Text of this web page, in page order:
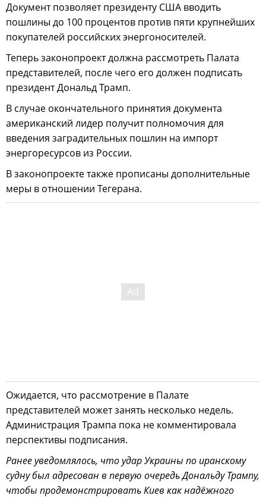
Документ позволяет президенту США вводить
пошлины до 100 процентов против пяти крупнейших
покупателей российских энергоносителей.
Теперь законопроект должна рассмотреть Палата
представителей, после чего его должен подписать
президент Дональд Трамп.
В случае окончательного принятия документа
американский лидер получит полномочия для
введения заградительных пошлин на импорт
энергоресурсов из России.
В законопроекте также прописаны дополнительные
меры в отношении Тегерана.
Ожидается, что рассмотрение в Палате
представителей может занять несколько недель.
Администрация Трампа пока не комментировала
перспективы подписания.
Ранее уведомлялось, что удар Украины по иранскому
судну был адресован в первую очередь Дональду Трампу,
чтобы продемонстрировать Киев как надёжного